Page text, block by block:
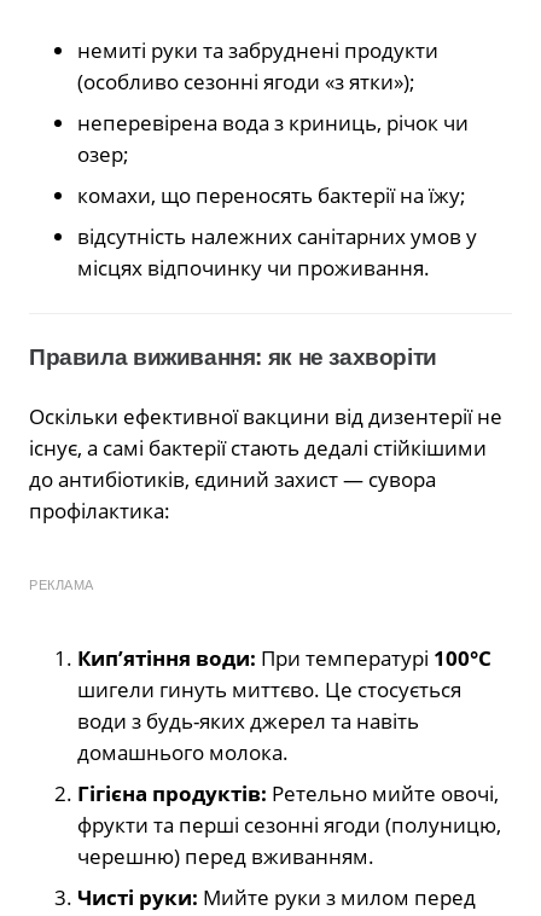
немиті руки та забруднені продукти
(особливо сезонні ягоди «з ятки»);
неперевірена вода з криниць, річок чи
озер;
комахи, що переносять бактерії на їжу;
відсутність належних санітарних умов у
місцях відпочинку чи проживання.
Правила виживання: як не захворіти
Оскільки ефективної вакцини від дизентерії не
існує, а самі бактерії стають дедалі стійкішими
до антибіотиків, єдиний захист — сувора
профілактика:
РЕКЛАМА
Кип’ятіння води: При температурі 100°C
шигели гинуть миттєво. Це стосується
води з будь-яких джерел та навіть
домашнього молока.
Гігієна продуктів: Ретельно мийте овочі,
фрукти та перші сезонні ягоди (полуницю,
черешню) перед вживанням.
Чисті руки: Мийте руки з милом перед